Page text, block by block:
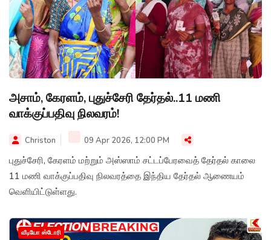
அசாம், கேரளம், புதுச்சேரி தேர்தல்..11 மணி
வாக்குப்பதிவு நிலவரம்!
Christon 09 Apr 2026, 12:00 PM
புதுச்சேரி, கேரளம் மற்றும் அஸ்ஸாம் சட்டப்பேரவைத் தேர்தல் காலை
11 மணி வாக்குப்பதிவு நிலவரத்தை இந்திய தேர்தல் ஆணையம்
வெளியிட்டுள்ளது.
வீடியோ ஸ்டோரி